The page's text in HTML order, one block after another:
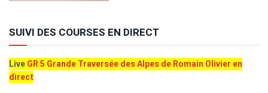
SUIVI DES COURSES EN DIRECT
LiveGR 5 Grande Traversée des Alpes de Romain Olivier en
direct